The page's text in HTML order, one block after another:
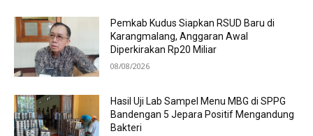
Pemkab Kudus Siapkan RSUD Baru di
Karangmalang, Anggaran Awal
Diperkirakan Rp20 Miliar
08/08/2026
Hasil Uji Lab Sampel Menu MBG di SPPG
Bandengan 5 Jepara Positif Mengandung
Bakteri